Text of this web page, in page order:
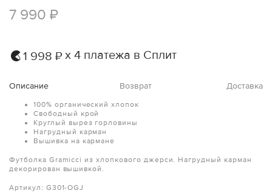
7 990 ₽
1 998 ₽ х 4 платежа в Сплит
Описание Возврат Доставка
100% органический хлопок
Свободный крой
Круглый вырез горловины
Нагрудный карман
Вышивка на кармане
Футболка Gramicci из хлопкового джерси. Нагрудный карман
декорирован вышивкой.
Артикул: G301-OGJ